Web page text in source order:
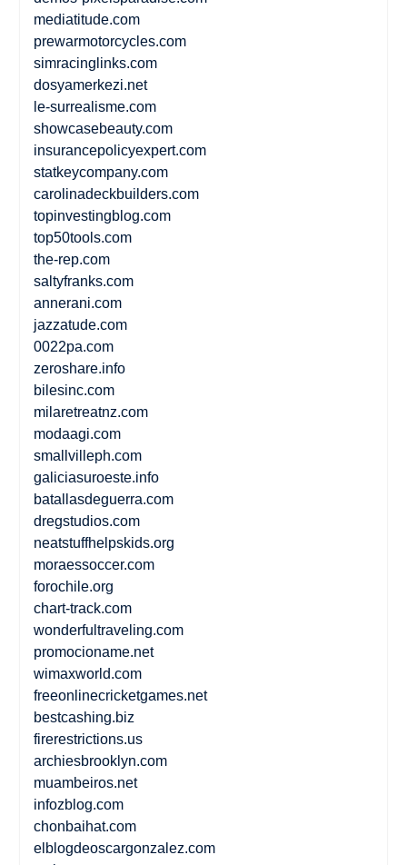
mediatitude.com
prewarmotorcycles.com
simracinglinks.com
dosyamerkezi.net
le-surrealisme.com
showcasebeauty.com
insurancepolicyexpert.com
statkeycompany.com
carolinadeckbuilders.com
topinvestingblog.com
top50tools.com
the-rep.com
saltyfranks.com
annerani.com
jazzatude.com
0022pa.com
zeroshare.info
bilesinc.com
milaretreatnz.com
modaagi.com
smallvilleph.com
galiciasuroeste.info
batallasdeguerra.com
dregstudios.com
neatstuffhelpskids.org
moraessoccer.com
forochile.org
chart-track.com
wonderfultraveling.com
promocioname.net
wimaxworld.com
freeonlinecricketgames.net
bestcashing.biz
firerestrictions.us
archiesbrooklyn.com
muambeiros.net
infozblog.com
chonbaihat.com
elblogdeoscargonzalez.com